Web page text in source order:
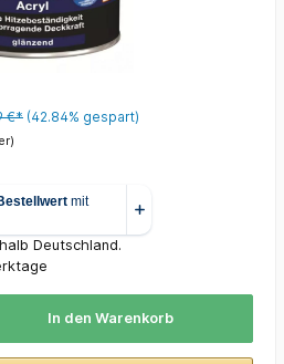
€* (42.84% gespart)
Deutschland.
In den Warenkorb